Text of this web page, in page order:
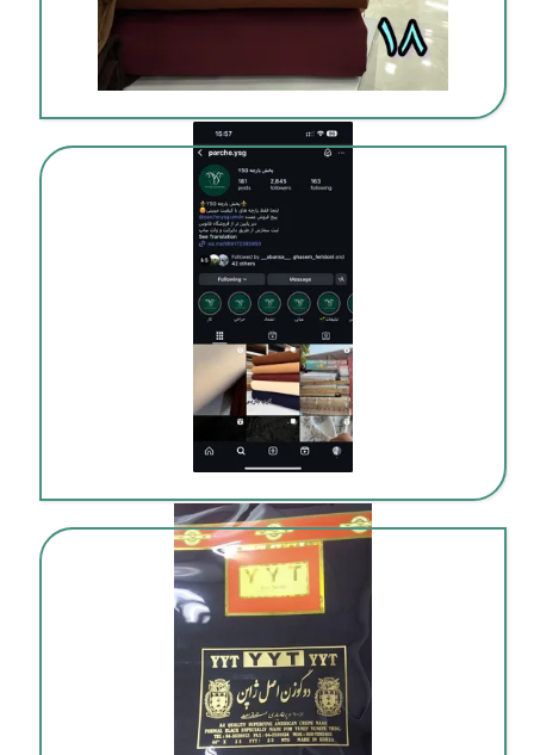
خرید پارچه به صورت اقساطی در بوشهر